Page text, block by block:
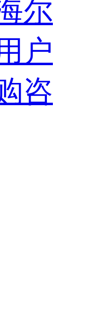
尔
户
咨